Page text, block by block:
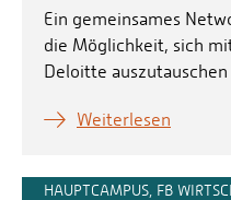
Ein gemeinsames
die Möglichkeit, sich
Deloitte
Weiterlesen
HAUPTCAMPUS, FB